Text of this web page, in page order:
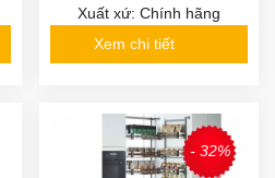
Xuất xứ: Chính hãng
Xem chi tiết
- 32%